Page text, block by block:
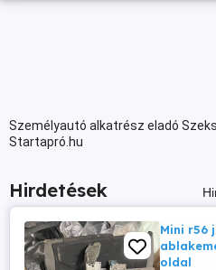
Személyautó alkatrész eladó
Startapró.hu
Hirdetések
Mini r56
oldal